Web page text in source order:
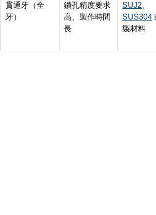
貫通牙（全
牙）
鑽孔精度要求
高、製作時間
長
SUJ2
SUS304
製材料